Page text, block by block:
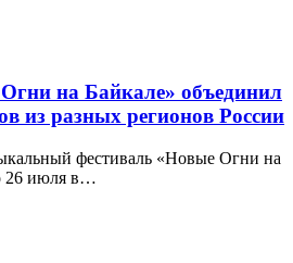
на Байкале» объединил
из разных регионов России
фестиваль «Новые Огни на
26 июля в…